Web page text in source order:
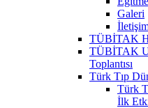
Galeri
TÜBİTAK
TÜBİTAK
Toplantısı
Türk Tıp
Türk
İlk